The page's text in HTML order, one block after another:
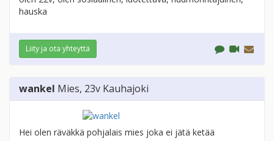
hauska
Liity ja ota yhteyttä
wankel Mies, 23v Kauhajoki
Hei olen räväkkä pohjalais mies joka ei jätä ketää